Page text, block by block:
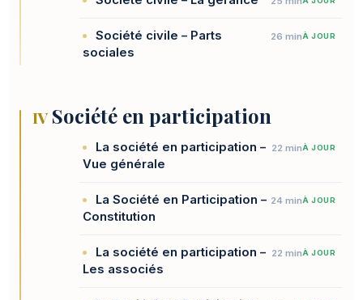
Société civile – Parts
sociales
26 minÀ JOUR
IV Société en participation
La société en participation –
Vue générale
22 minÀ JOUR
La Société en Participation –
Constitution
24 minÀ JOUR
La société en participation –
Les associés
22 minÀ JOUR